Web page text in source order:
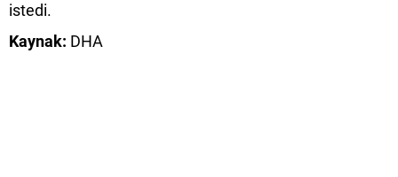
istedi.
Kaynak: DHA